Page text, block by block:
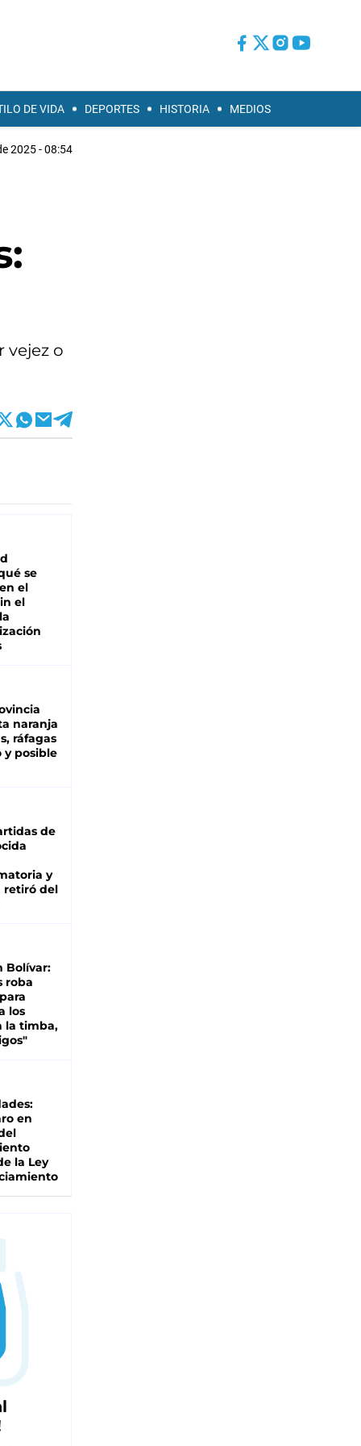
DE VIDA DEPORTES HISTORIA MEDIOS
2025 - 08:54
vejez o
se
el
el
naranja
ráfagas
y posible
de
y
retiró del
Bolívar:
roba
los
la timba,
en
la Ley